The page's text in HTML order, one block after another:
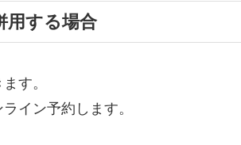
用する場合
す。
イン予約します。